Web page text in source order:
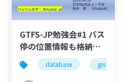
lifull home's cloudformation
GTFS-JP勉強会#1 バス
停の位置情報も格納で
きる！ MySQL 8.0 の紹
介
database gis